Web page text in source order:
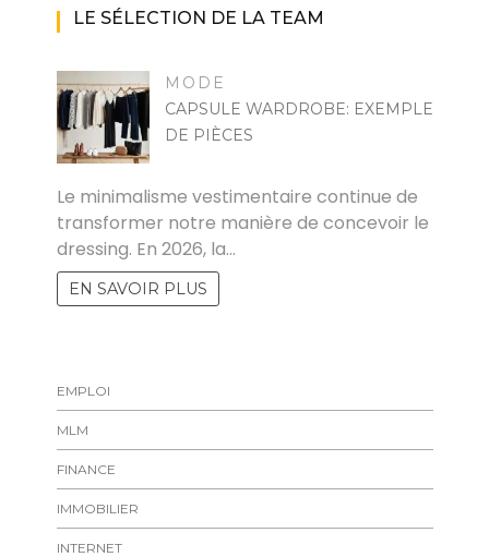
LE SÉLECTION DE LA TEAM
MODE
CAPSULE WARDROBE: EXEMPLE
DE PIÈCES
Le minimalisme vestimentaire continue de
transformer notre manière de concevoir le
dressing. En 2026, la…
EN SAVOIR PLUS
EMPLOI
MLM
FINANCE
IMMOBILIER
INTERNET